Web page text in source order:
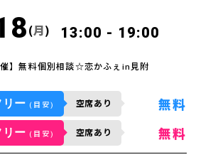
(月) 13:00 - 19:00
催】無料個別相談☆恋かふぇin見附
ー (目安) 空席あり 無料
ー (目安) 空席あり 無料